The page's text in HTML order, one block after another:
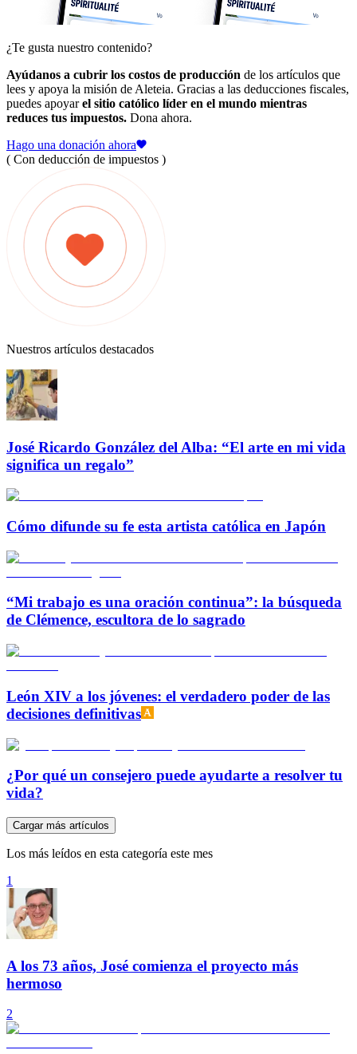
¿Te gusta nuestro contenido?
Ayúdanos a cubrir los costos de producción de los artículos que
lees y apoya la misión de Aleteia. Gracias a las deducciones fiscales,
puedes apoyarel sitio católico líder en el mundo mientras
reduces tus impuestos. Dona ahora.
Hago una donación ahora
( Con deducción de impuestos )
Nuestros artículos destacados
José Ricardo González del Alba: “El arte en mi vida
significa un regalo”
Cómo difunde su fe esta artista católica en Japón
“Mi trabajo es una oración continua”: la búsqueda
de Clémence, escultora de lo sagrado
León XIV a los jóvenes: el verdadero poder de las
decisiones definitivas
¿Por qué un consejero puede ayudarte a resolver tu
vida?
Cargar más artículos
Los más leídos en esta categoría este mes
1
A los 73 años, José comienza el proyecto más
hermoso
2